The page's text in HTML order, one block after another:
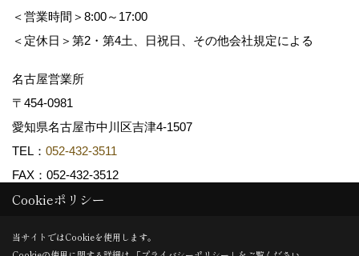
＜営業時間＞8:00～17:00
＜定休日＞第2・第4土、日祝日、その他会社規定による
名古屋営業所
〒454-0981
愛知県名古屋市中川区吉津4-1507
TEL： 052-432-3511
FAX：052-432-3512
Copyright (c) 共和木材工業株式会社. All Rights Reserved.
Cookieポリシー
当サイトではCookieを使用します。